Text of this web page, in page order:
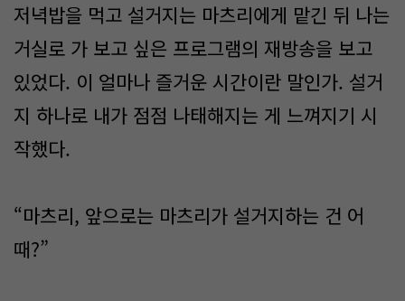
저녁밥을 먹고 설거지는 마츠리에게 맡긴 뒤 나는
거실로 가 보고 싶은 프로그램의 재방송을 보고
있었다. 이 얼마나 즐거운 시간이란 말인가. 설거
지 하나로 내가 점점 나태해지는 게 느껴지기 시
작했다.
“마츠리, 앞으로는 마츠리가 설거지하는 건 어
때?”